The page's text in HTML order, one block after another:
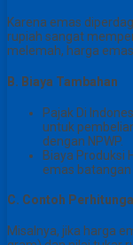
Karena emas
rupiah sangat
melemah, harga
B. Biaya Tambahan
Pajak Di
untuk
dengan NPWP.
Biaya Produksi
emas
C. Contoh
Misalnya, jika harga